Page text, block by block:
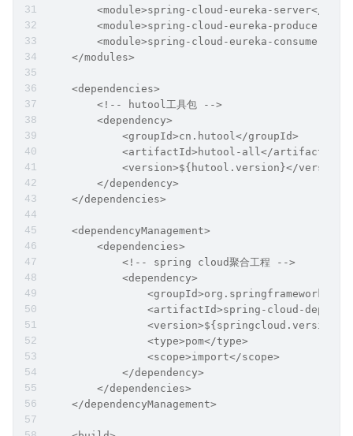
<module>spring-cloud-eureka-server</
<module>spring-cloud-eureka-producer-
<module>spring-cloud-eureka-consumer-
    </modules>
    <dependencies>
        <!-- hutool工具包 -->
        <dependency>
            <groupId>cn.hutool</groupId>
            <artifactId>hutool-all</artifactId>
            <version>${hutool.version}</version>
        </dependency>
    </dependencies>
    <dependencyManagement>
        <dependencies>
            <!-- spring cloud聚合工程 -->
            <dependency>
<artifactId>spring-cloud-
                <type>pom</type>
                <scope>import</scope>
            </dependency>
        </dependencies>
    </dependencyManagement>